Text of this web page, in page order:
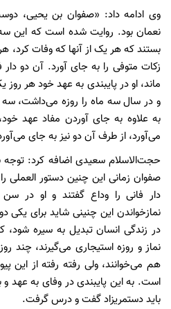
وی ادامه داد: «صفوان بن یحیی،
نعمان بود. روایت شده است که این
بستند که هر یک از آنها که وفات کرد،
زکات متوفی را به جای آورد. آن دو دار
ماند، او در پایبندی به عهد خود هر
و در سال سه ماه را روزه می‌داشت، سه
به علاوه به جای آوردن مفاد عهد
می‌آورد، از طرف آن دو نیز به جای
حجت‌الاسلام سعیدی اضافه کرد:
صفوان زمانی این چنین دستور العملی
دار فانی را وداع گفتند و او در سن
نمازخواندن این چنینی شاید برای یکی
در زندگی انسان تبدیل به سیره شود،
نماز و روزه استیجاری می‌گیرند، چند
هم می‌خوانند، ولی رفته رفته از این
است. به این پایبندی در وفای به عهد و
باید دستمریزاد گفت و درس گرفت.